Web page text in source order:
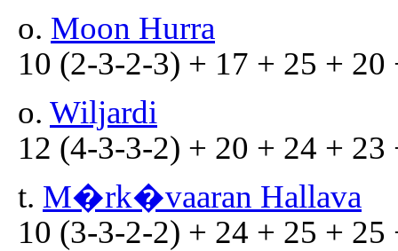
o. Moon Hurra
10 (2-3-2-3) + 17 + 25 +
o. Wiljardi
12 (4-3-3-2) + 20 + 24 +
t. M�rk�vaaran Hallava
10 (3-3-2-2) + 24 + 25 +